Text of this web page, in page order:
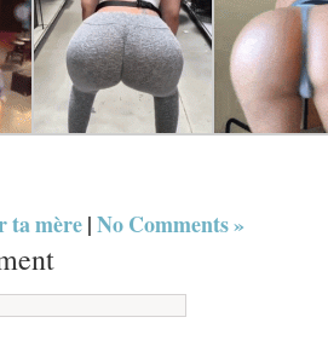
ta mère|No Comments »